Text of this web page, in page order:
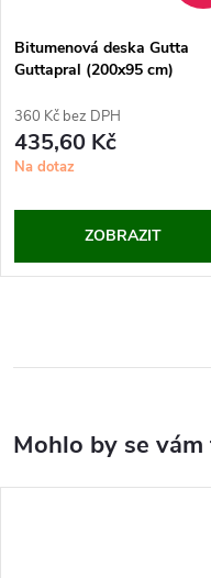
Bitumenová deska Gutta
Guttapral (200x95 cm)
360 Kč bez DPH
435,60 Kč
Na dotaz
ZOBRAZIT